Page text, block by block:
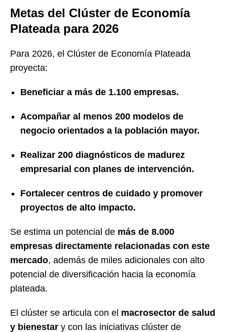
Metas del Clúster de Economía
Plateada para 2026
Para 2026, el Clúster de Economía Plateada
proyecta:
Beneficiar a más de 1.100 empresas.
Acompañar al menos 200 modelos de
negocio orientados a la población mayor.
Realizar 200 diagnósticos de madurez
empresarial con planes de intervención.
Fortalecer centros de cuidado y promover
proyectos de alto impacto.
Se estima un potencial de más de 8.000
empresas directamente relacionadas con este
mercado, además de miles adicionales con alto
potencial de diversificación hacia la economía
plateada.
El clúster se articula con el macrosector de salud
y bienestar y con las iniciativas clúster de